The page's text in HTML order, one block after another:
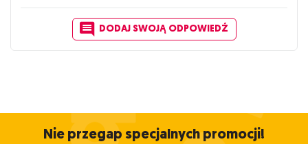
DODAJ SWOJĄ ODPOWIEDŹ
Nie przegap specjalnych promocji!